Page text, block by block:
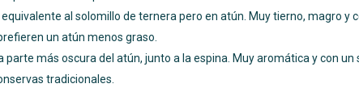
equivalente al solomillo de ternera pero en atún. Muy tierno, magro y
un atún menos graso.
parte más oscura del atún, junto a la espina. Muy aromática y con
tradicionales.